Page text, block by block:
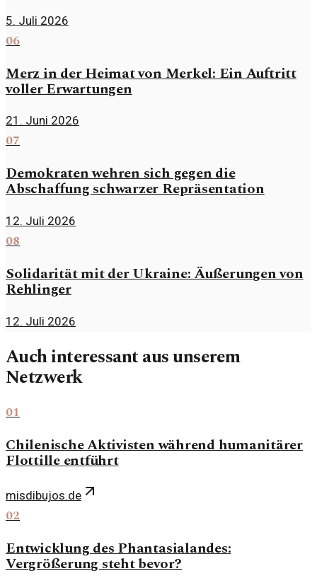
5. Juli 2026
06
Merz in der Heimat von Merkel: Ein Auftritt
voller Erwartungen
21. Juni 2026
07
Demokraten wehren sich gegen die
Abschaffung schwarzer Repräsentation
12. Juli 2026
08
Solidarität mit der Ukraine: Äußerungen von
Rehlinger
12. Juli 2026
Auch interessant aus unserem
Netzwerk
01
Chilenische Aktivisten während humanitärer
Flottille entführt
misdibujos.de
02
Entwicklung des Phantasialandes:
Vergrößerung steht bevor?